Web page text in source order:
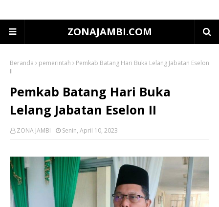
ZONAJAMBI.COM
Beranda pemerintah
Pemkab Batang Hari Buka Lelang Jabatan Eselon
II
Pemkab Batang Hari Buka
Lelang Jabatan Eselon II
ZONA JAMBI Senin, April 10, 2023